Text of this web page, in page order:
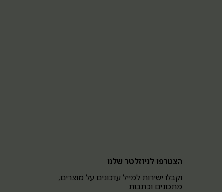
הצטרפו לניוזלטר שלנו
וקבלו ישירות למייל עדכונים על מוצרים,
מתכונים וכתבות